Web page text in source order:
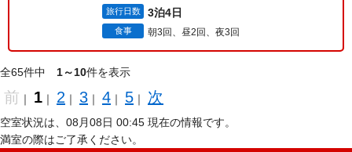
旅行日数 3泊4日
食事 朝3回、昼2回、夜3回
全65件中 1～10件を表示
前 ｜ 1 ｜ 2 ｜ 3 ｜ 4 ｜ 5 ｜ 次
空室状況は、08月08日 00:45 現在の情報です。
満室の際はご了承ください。